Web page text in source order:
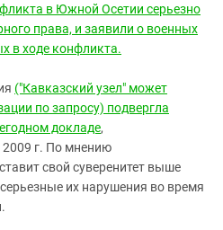
в Южной Осетии серьезно
права, и заявили о военных
в ходе конфликта.
("Кавказский узел" может
по запросу) подвергла
докладе,
г. По мнению
свой суверенитет выше
их нарушения во время